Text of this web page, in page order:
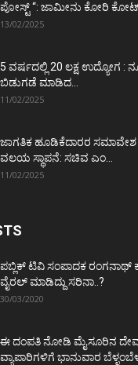
ಪೋಸ್ಟ್‌ “: ಜಾಮೀನು ಕೋರಿ
13/02/2025
5 ವರ್ಷದಲ್ಲಿ 20 ಲಕ್ಷ ಉದ್ಯೋಗ :
ಬಿಡುಗಡೆ ಮಾಡಿದ...
11/02/2025
ಜಾಗತಿಕ ಹೂಡಿಕೆದಾರರ
ವಲಯ ಸ್ಥಾಪನೆ: ಸಚಿವ ಎಂ...
11/02/2025
ಪಬ್ಲಿಕ್ ಟಿವಿ ಸಂಪಾದಕ
ವೈರಲ್ ಮಾಡಿದ್ದು ಸರಿನಾ..?
30/03/2020
ಈ ದಂಪತಿ ನೋಡಿ ಮೈಸೂರಿನ
ವ್ಯಾಪಾರಿಗಳಿಗೆ ಭಾನುವಾರ